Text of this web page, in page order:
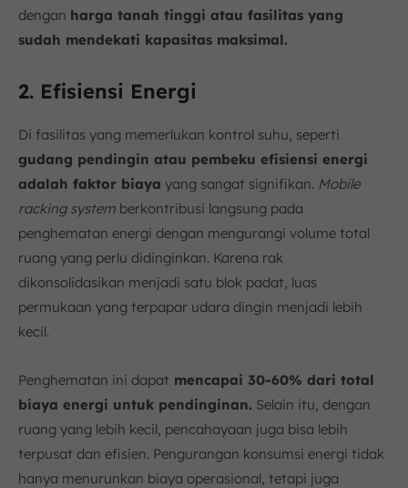
dengan harga tanah tinggi atau fasilitas yang
sudah mendekati kapasitas maksimal.
2. Efisiensi Energi
Di fasilitas yang memerlukan kontrol suhu, seperti
gudang pendingin atau pembeku efisiensi energi
adalah faktor biaya yang sangat signifikan. Mobile
racking system berkontribusi langsung pada
penghematan energi dengan mengurangi volume total
ruang yang perlu didinginkan. Karena rak
dikonsolidasikan menjadi satu blok padat, luas
permukaan yang terpapar udara dingin menjadi lebih
kecil.
Penghematan ini dapat mencapai 30-60% dari total
biaya energi untuk pendinginan. Selain itu, dengan
ruang yang lebih kecil, pencahayaan juga bisa lebih
terpusat dan efisien. Pengurangan konsumsi energi tidak
hanya menurunkan biaya operasional, tetapi juga